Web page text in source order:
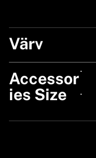
Värv
Accessor
ies Size